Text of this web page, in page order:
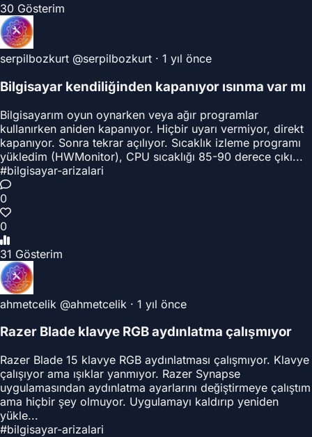
30 Gösterim
serpilbozkurt @serpilbozkurt · 1 yıl önce
Bilgisayar kendiliğinden kapanıyor ısınma var mı
Bilgisayarım oyun oynarken veya ağır programlar
kullanırken aniden kapanıyor. Hiçbir uyarı vermiyor, direkt
kapanıyor. Sonra tekrar açılıyor. Sıcaklık izleme programı
yükledim (HWMonitor), CPU sıcaklığı 85-90 derece çıkı...
#bilgisayar-arizalari
0
0
31 Gösterim
ahmetcelik @ahmetcelik · 1 yıl önce
Razer Blade klavye RGB aydınlatma çalışmıyor
Razer Blade 15 klavye RGB aydınlatması çalışmıyor. Klavye
çalışıyor ama ışıklar yanmıyor. Razer Synapse
uygulamasından aydınlatma ayarlarını değiştirmeye çalıştım
ama hiçbir şey olmuyor. Uygulamayı kaldırıp yeniden
yükle...
#bilgisayar-arizalari